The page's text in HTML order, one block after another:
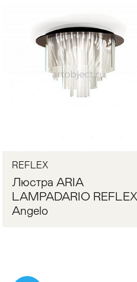
Стулья >
REFLEX
Люстра ARIA
LAMPADARIO REFLEX
Angelo